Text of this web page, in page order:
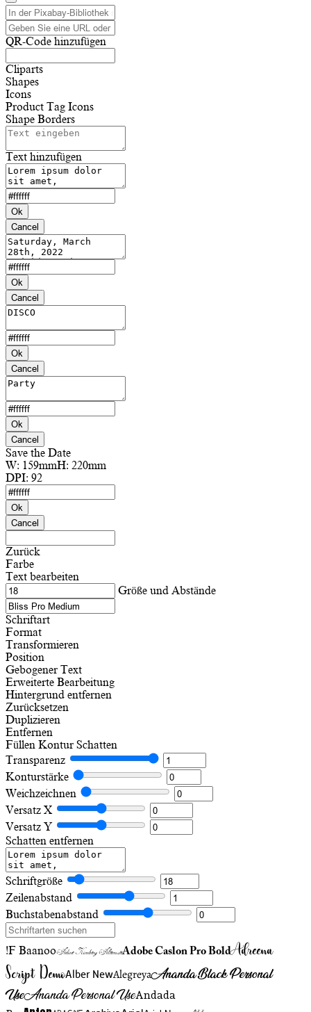
QR-Code hinzufügen
Cliparts
Shapes
Icons
Product Tag Icons
Shape Borders
Text hinzufügen
Ok
Cancel
Ok
Cancel
Ok
Cancel
Ok
Cancel
Save the Date
W: 159mmH: 220mm
DPI: 92
Ok
Cancel
Zurück
Farbe
Text bearbeiten
Größe und Abstände
Schriftart
Format
Transformieren
Position
Gebogener Text
Erweiterte Bearbeitung
Hintergrund entfernen
Zurücksetzen
Duplizieren
Entfernen
Füllen Kontur Schatten
Transparenz
Konturstärke
Weichzeichnen
Versatz X
Versatz Y
Schatten entfernen
Schriftgröße
Zeilenabstand
Buchstabenabstand
!F BaanooAdine Kirnberg AlternateAdobe Caslon Pro BoldAdreena
Script DemoAlber NewAlegreyaAnanda Black Personal
UseAnanda Personal UseAndada